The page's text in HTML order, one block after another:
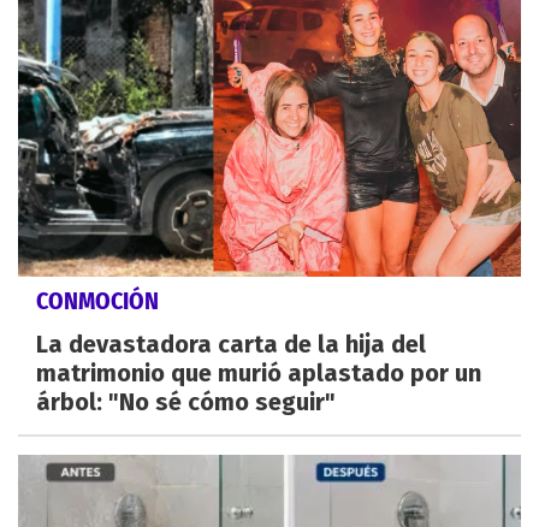
CONMOCIÓN
La devastadora carta de la hija del
matrimonio que murió aplastado por un
árbol: "No sé cómo seguir"